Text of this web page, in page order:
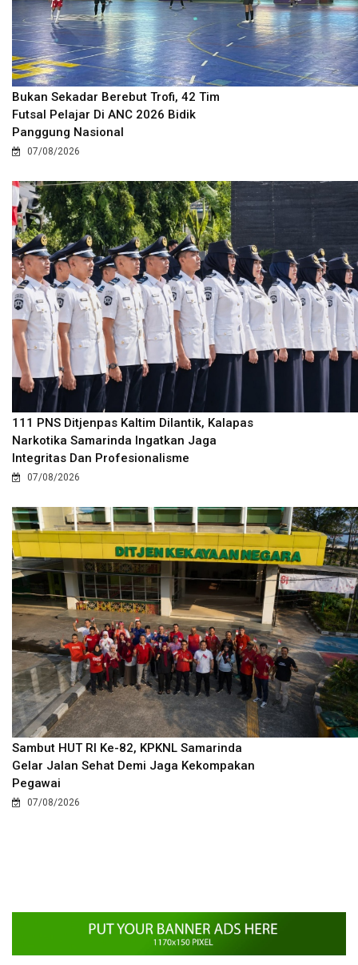
Bukan Sekadar Berebut Trofi, 42 Tim
Futsal Pelajar Di ANC 2026 Bidik
Panggung Nasional
07/08/2026
111 PNS Ditjenpas Kaltim Dilantik, Kalapas
Narkotika Samarinda Ingatkan Jaga
Integritas Dan Profesionalisme
07/08/2026
Sambut HUT RI Ke-82, KPKNL Samarinda
Gelar Jalan Sehat Demi Jaga Kekompakan
Pegawai
07/08/2026